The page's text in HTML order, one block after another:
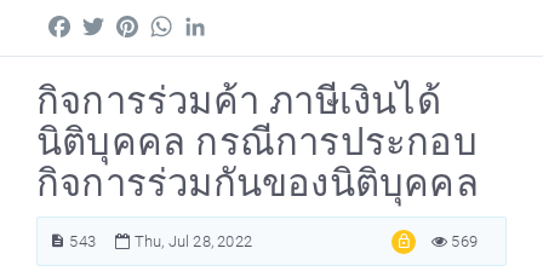
FacebookTwitterPinterestWhatsApp
กิจการร่วมค้า ภาษีเงินได้
นิติบุคคล กรณีการประกอบ
กิจการร่วมกันของนิติบุคคล
543 Thu, Jul 28, 2022 569